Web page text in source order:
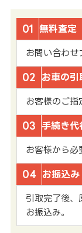
01 無料査定
お問い合わせ
02 お車の引
お客様のご指
03 手続き代
お客様から必
04 お振込み
引取完了後、
お振込み。